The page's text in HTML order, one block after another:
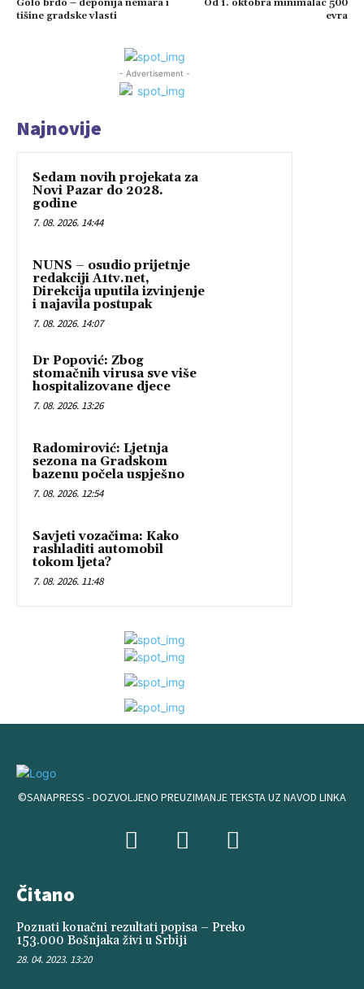
Golo brdo – deponija nemara i
tišine gradske vlasti
Od 1. oktobra minimalac 500
evra
- Advertisement -
Najnovije
Sedam novih projekata za
Novi Pazar do 2028.
godine
7. 08. 2026. 14:44
NUNS – osudio prijetnje
redakciji A1tv.net,
Direkcija uputila izvinjenje
i najavila postupak
7. 08. 2026. 14:07
Dr Popović: Zbog
stomačnih virusa sve više
hospitalizovane djece
7. 08. 2026. 13:26
Radomirović: Ljetnja
sezona na Gradskom
bazenu počela uspješno
7. 08. 2026. 12:54
Savjeti vozačima: Kako
rashladiti automobil
tokom ljeta?
7. 08. 2026. 11:48
©SANAPRESS - DOZVOLJENO PREUZIMANJE TEKSTA UZ NAVOD LINKA
Čitano
Poznati konačni rezultati popisa – Preko
153.000 Bošnjaka živi u Srbiji
28. 04. 2023. 13:20